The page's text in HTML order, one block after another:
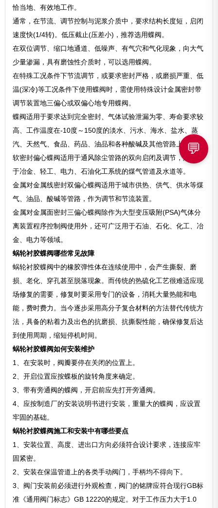
恰当地、有效地工作。
通常，在节流、调节控制与泥浆介质中，要求结构长度短，启闭
速度快(1/4转)。低压截止(压差小)，推荐选用蝶阀。
在双位调节、缩口地通道、低噪声、有气穴和气化现象，向大气
少量渗漏，具有磨蚀性介质时，可以选用蝶阀。
在特殊工况条件下节流调节，或要求密封严格，或磨损严重、低
温(深冷)等工况条件下使用蝶阀时，需使用特殊设计金属密封带
调节装置地三偏心或双偏心地专用蝶阀。
蝶阀适用于要求达到完全密封、气体试验泄漏为零、寿命要求较
高、工作温度在-10度～150度的淡水、污水、海水、盐水、蒸
汽、天然气、食品、药品、油品和各种酸碱及其他管路上。
软密封偏心蝶阀适用于通风除尘管路的双向启闭及调节，广泛用
于冶金、轻工、电力、石油化工系统的煤气管道及水道等。
金属对金属线密封双偏心蝶阀适用于城市供热、供气、供水等煤
气、油品、酸碱等管路，作为调节和节流装置。
金属对金属面密封三偏心蝶阀除作为大型变压吸附(PSA)气体分
离装置程序控制阀使用外，还可广泛用于石油、石化、化工、冶
金、电力等领域。
蜗轮衬胶蝶阀哪些常见故障
蜗轮衬胶蝶阀中的橡胶弹性体在连续使用中，会产生撕裂、磨
损、老化、穿孔甚至脱落现象。而传统的热硫化工艺很难适应现
场修复的需要，修复时要采用专门的设备，消耗大量热能和电
能，费时费力。当今逐步采用高分子复合材料的方法替代传统方
法，具备的粘着力及出色的抗磨损、抗撕裂性能，确保修复后达
到使用周期，缩短停机时间。
蜗轮衬胶蝶阀如何安装维护
1、在安装时，阀瓣要停在关闭的位置上。
2、开启位置应按蝶板的旋转角度来确定。
3、带有旁通阀的蝶阀，开启前应先打开旁通阀。
4、应按制造厂的安装说明书进行安装，重量大的蝶阀，应设置
牢固的基础。
蜗轮衬胶蝶阀施工和安装中有哪些要点
1、安装位置、高度、进出口方向必须符合设计要求，连接应牢
固紧密。
2、安装在保温管道上的各类手动阀门，手柄均不得向下。
3、阀门安装前必须进行外观检查，阀门的铭牌应符合现行GB标
准《通用阀门标志》GB 12220的规定。对于工作压力大于1.0
💬